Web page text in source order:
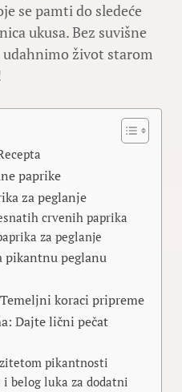
se pamti do sledeće
ukusa. Bez suvišne
udahnimo život starom
paprike
za peglanje
crvenih paprika
za peglanje
pikantnu peglanu
koraci pripreme
Dajte lični pečat
pikantnosti
i belog luka za dodatni